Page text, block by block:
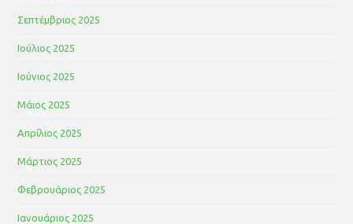
Σεπτέμβριος 2025
Ιούλιος 2025
Ιούνιος 2025
Μάιος 2025
Απρίλιος 2025
Μάρτιος 2025
Φεβρουάριος 2025
Ιανουάριος 2025